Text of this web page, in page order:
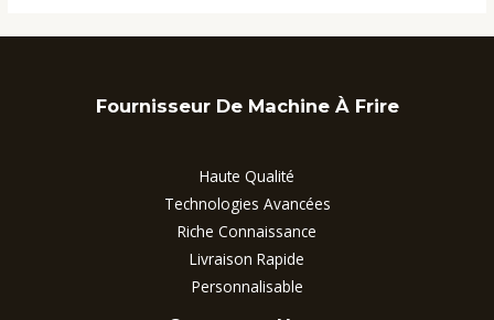
Fournisseur De Machine À Frire
Haute Qualité
Technologies Avancées
Riche Connaissance
Livraison Rapide
Personnalisable